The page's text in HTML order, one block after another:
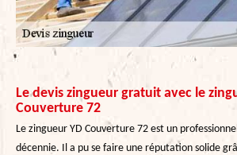
Le devis zingueur gratuit avec le
Couverture 72
Le zingueur YD Couverture 72 est un
décennie. Il a pu se faire une réputation solide